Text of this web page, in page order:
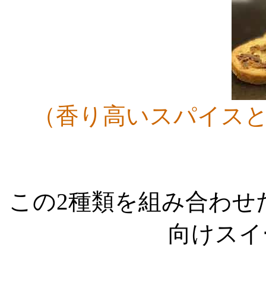
（香り高いスパイス
この2種類を組み合わ
向けス